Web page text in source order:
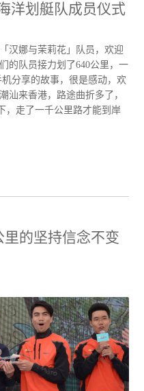
洋划艇队成员仪式
汉娜与茉莉花」队员，欢迎
的队员接力划了640公里，一
分享的故事，很是感动，欢
汕来香港，路途曲折多了，
，走了一千公里路才能到岸
里的坚持信念不变